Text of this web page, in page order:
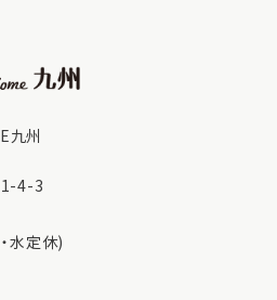
九州
4-3
水定休)